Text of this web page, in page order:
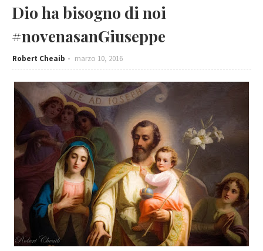
Dio ha bisogno di noi
#novenasanGiuseppe
Robert Cheaib marzo 10, 2016